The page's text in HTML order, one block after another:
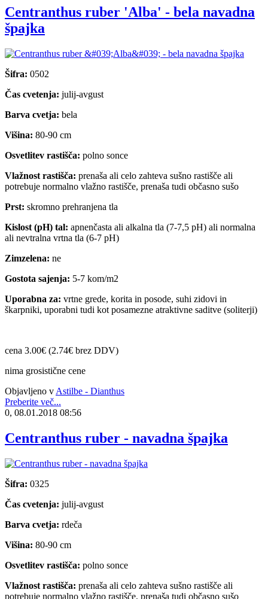
Centranthus ruber 'Alba' - bela navadna
špajka
Šifra: 0502
Čas cvetenja: julij-avgust
Barva cvetja: bela
Višina: 80-90 cm
Osvetlitev rastišča: polno sonce
Vlažnost rastišča: prenaša ali celo zahteva sušno rastišče ali
potrebuje normalno vlažno rastišče, prenaša tudi občasno sušo
Prst: skromno prehranjena tla
Kislost (pH) tal: apnenčasta ali alkalna tla (7-7,5 pH) ali normalna
ali nevtralna vrtna tla (6-7 pH)
Zimzelena: ne
Gostota sajenja: 5-7 kom/m2
Uporabna za: vrtne grede, korita in posode, suhi zidovi in
škarpniki, uporabni tudi kot posamezne atraktivne saditve (soliterji)
cena 3.00€ (2.74€ brez DDV)
nima grosistične cene
Objavljeno v Astilbe - Dianthus
Preberite več...
0, 08.01.2018 08:56
Centranthus ruber - navadna špajka
Šifra: 0325
Čas cvetenja: julij-avgust
Barva cvetja: rdeča
Višina: 80-90 cm
Osvetlitev rastišča: polno sonce
Vlažnost rastišča: prenaša ali celo zahteva sušno rastišče ali
potrebuje normalno vlažno rastišče, prenaša tudi občasno sušo